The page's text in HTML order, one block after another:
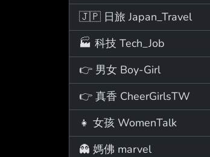
🇯🇵 日旅 Japan_Travel
🏭 科技 Tech_Job
👉 男女 Boy-Girl
👉 真香 CheerGirlsTW
👧 女孩 WomenTalk
👻 媽佛 marvel